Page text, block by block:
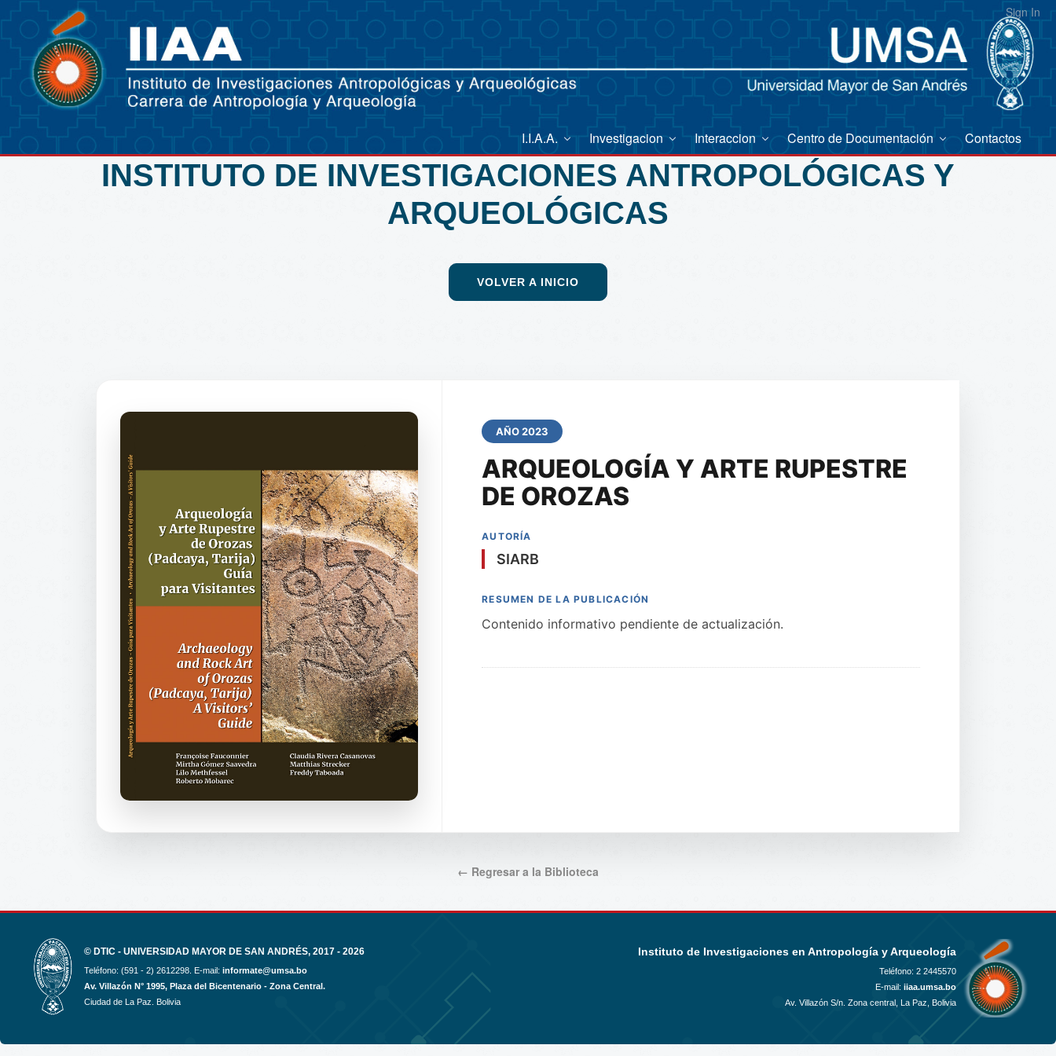
Sign In
I.I.A.A. Investigacion Interaccion Centro de Documentación Contactos
INSTITUTO DE INVESTIGACIONES ANTROPOLÓGICAS Y
ARQUEOLÓGICAS
VOLVER A INICIO
AÑO 2023
ARQUEOLOGÍA Y ARTE RUPESTRE
DE OROZAS
AUTORÍA
SIARB
RESUMEN DE LA PUBLICACIÓN
Contenido informativo pendiente de actualización.
← Regresar a la Biblioteca
© DTIC - UNIVERSIDAD MAYOR DE SAN ANDRÉS, 2017 - 2026
Teléfono: (591 - 2) 2612298. E-mail: informate@umsa.bo
Av. Villazón N° 1995, Plaza del Bicentenario - Zona Central.
Ciudad de La Paz. Bolivia
Instituto de Investigaciones en Antropología y Arqueología
Teléfono: 2 2445570
E-mail: iiaa.umsa.bo
Av. Villazón S/n. Zona central, La Paz, Bolivia